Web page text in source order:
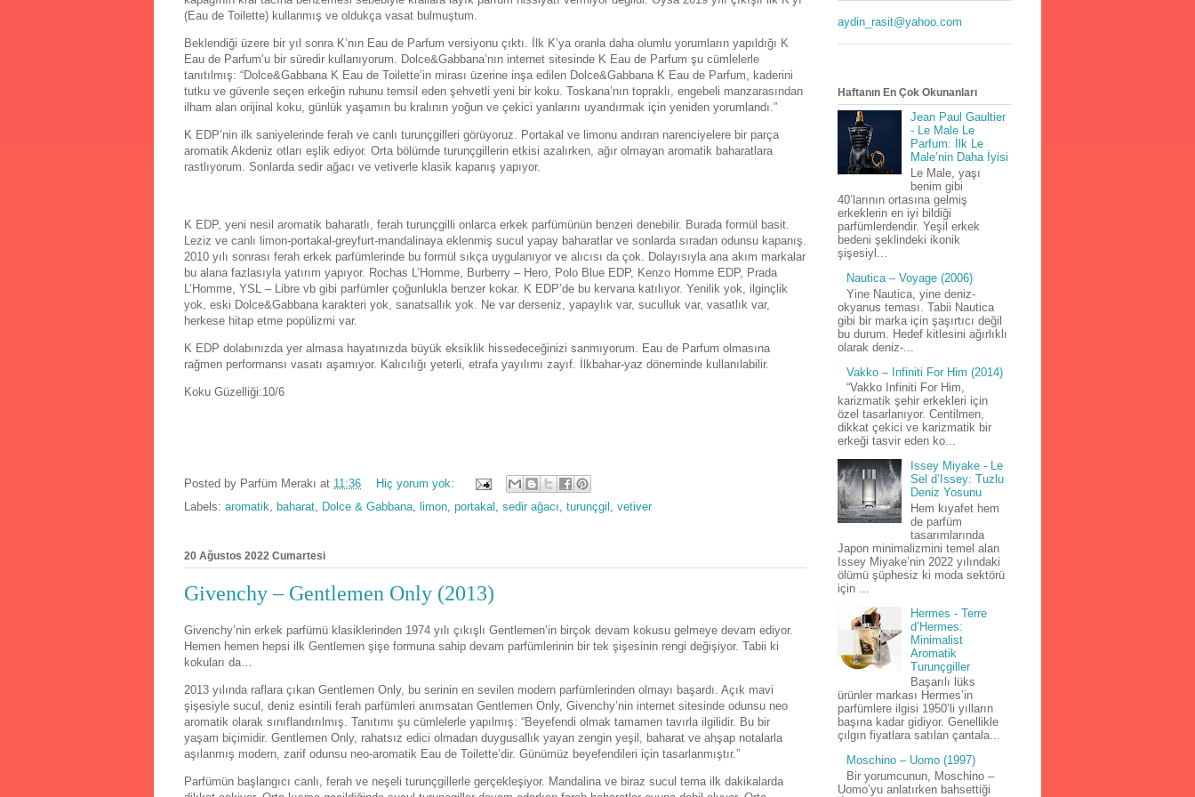
(Eau de Toilette) kullanmış ve oldukça vasat bulmuştum.
Beklendiği üzere bir yıl sonra K’nın Eau de Parfum versiyonu çıktı. İlk K’ya oranla daha olumlu yorumların yapıldığı K
Eau de Parfum’u bir süredir kullanıyorum. Dolce&Gabbana’nın internet sitesinde K Eau de Parfum şu cümlelerle
tanıtılmış: “Dolce&Gabbana K Eau de Toilette’in mirası üzerine inşa edilen Dolce&Gabbana K Eau de Parfum, kaderini
tutku ve güvenle seçen erkeğin ruhunu temsil eden şehvetli yeni bir koku. Toskana’nın topraklı, engebeli manzarasından
ilham alan orijinal koku, günlük yaşamın bu kralının yoğun ve çekici yanlarını uyandırmak için yeniden yorumlandı.”
K EDP’nin ilk saniyelerinde ferah ve canlı turunçgilleri görüyoruz. Portakal ve limonu andıran narenciyelere bir parça
aromatik Akdeniz otları eşlik ediyor. Orta bölümde turunçgillerin etkisi azalırken, ağır olmayan aromatik baharatlara
rastlıyorum. Sonlarda sedir ağacı ve vetiverle klasik kapanış yapıyor.
K EDP, yeni nesil aromatik baharatlı, ferah turunçgilli onlarca erkek parfümünün benzeri denebilir. Burada formül basit.
Leziz ve canlı limon-portakal-greyfurt-mandalinaya eklenmiş sucul yapay baharatlar ve sonlarda sıradan odunsu kapanış.
2010 yılı sonrası ferah erkek parfümlerinde bu formül sıkça uygulanıyor ve alıcısı da çok. Dolayısıyla ana akım markalar
bu alana fazlasıyla yatırım yapıyor. Rochas L’Homme, Burberry – Hero, Polo Blue EDP, Kenzo Homme EDP, Prada
L’Homme, YSL – Libre vb gibi parfümler çoğunlukla benzer kokar. K EDP’de bu kervana katılıyor. Yenilik yok, ilginçlik
yok, eski Dolce&Gabbana karakteri yok, sanatsallık yok. Ne var derseniz, yapaylık var, suculluk var, vasatlık var,
herkese hitap etme popülizmi var.
K EDP dolabınızda yer almasa hayatınızda büyük eksiklik hissedeceğinizi sanmıyorum. Eau de Parfum olmasına
rağmen performansı vasatı aşamıyor. Kalıcılığı yeterli, etrafa yayılımı zayıf. İlkbahar-yaz döneminde kullanılabilir.
Koku Güzelliği:10/6
Posted by Parfüm Merakı at 11:36
Hiç yorum yok:
Labels: aromatik, baharat, Dolce & Gabbana, limon, portakal , sedir ağacı, turunçgil , vetiver
20 Ağustos 2022 Cumartesi
Givenchy – Gentlemen Only (2013)
Givenchy’nin erkek parfümü klasiklerinden 1974 yılı çıkışlı Gentlemen’in birçok devam kokusu gelmeye devam ediyor.
Hemen hemen hepsi ilk Gentlemen şişe formuna sahip devam parfümlerinin bir tek şişesinin rengi değişiyor. Tabii ki
kokuları da…
2013 yılında raflara çıkan Gentlemen Only, bu serinin en sevilen modern parfümlerinden olmayı başardı. Açık mavi
şişesiyle sucul, deniz esintili ferah parfümleri anımsatan Gentlemen Only, Givenchy’nin internet sitesinde odunsu neo
aromatik olarak sınıflandırılmış. Tanıtımı şu cümlelerle yapılmış: “Beyefendi olmak tamamen tavırla ilgilidir. Bu bir
yaşam biçimidir. Gentlemen Only, rahatsız edici olmadan duygusallık yayan zengin yeşil, baharat ve ahşap notalarla
aşılanmış modern, zarif odunsu neo-aromatik Eau de Toilette’dir. Günümüz beyefendileri için tasarlanmıştır.”
Parfümün başlangıcı canlı, ferah ve neşeli turunçgillerle gerçekleşiyor. Mandalina ve biraz sucul tema ilk dakikalarda
aydin_rasit@yahoo.com
Haftanın En Çok Okunanları
Jean Paul Gaultier
- Le Male Le
Parfum: İlk Le
Male’nin Daha İyisi
Le Male, yaşı
benim gibi
40’larının ortasına gelmiş
erkeklerin en iyi bildiği
parfümlerdendir. Yeşil erkek
bedeni şeklindeki ikonik
şişesiyl...
Nautica – Voyage (2006)
Yine Nautica, yine deniz-
okyanus teması. Tabii Nautica
gibi bir marka için şaşırtıcı değil
bu durum. Hedef kitlesini ağırlıklı
olarak deniz-...
Vakko – Infiniti For Him (2014)
“Vakko Infiniti For Him,
karizmatik şehir erkekleri için
özel tasarlanıyor. Centilmen,
dikkat çekici ve karizmatik bir
erkeği tasvir eden ko...
Issey Miyake - Le
Sel d’Issey: Tuzlu
Deniz Yosunu
Hem kıyafet hem
de parfüm
tasarımlarında
Japon minimalizmini temel alan
Issey Miyake’nin 2022 yılındaki
ölümü şüphesiz ki moda sektörü
için ...
Hermes - Terre
d’Hermes:
Minimalist
Aromatik
Turunçgiller
Başarılı lüks
ürünler markası Hermes’in
parfümlere ilgisi 1950’li yılların
başına kadar gidiyor. Genellikle
çılgın fiyatlara satılan çantala...
Moschino – Uomo (1997)
Bir yorumcunun, Moschino –
Uomo’yu anlatırken bahsettiği